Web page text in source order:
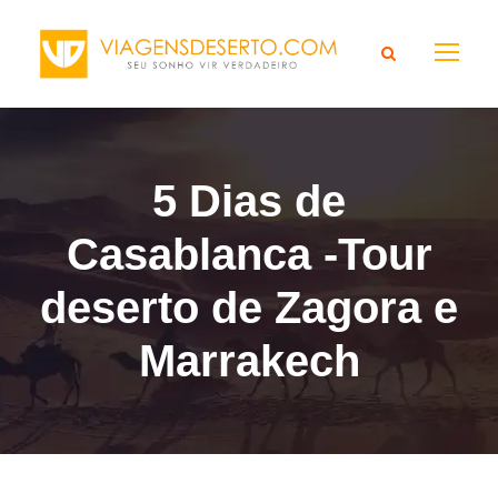
5 Dias de
Casablanca -Tour
deserto de Zagora e
Marrakech